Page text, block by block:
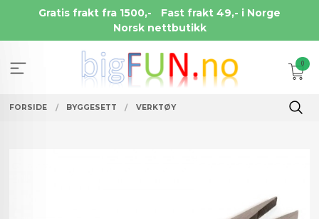
Gratis frakt fra 1500,-
Fast frakt 49,- i Norge
Norsk nettbutikk
0
FORSIDE BYGGESETT VERKTØY